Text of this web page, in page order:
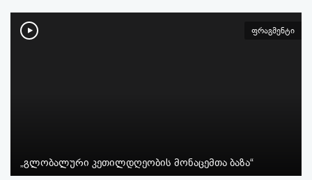
ფრაგმენტი
„გლობალური კეთილდღეობის მონაცემთა ბაზა“